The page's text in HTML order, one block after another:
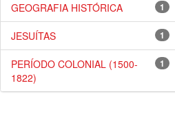
1
GEOGRAFIA HISTÓRICA
1
JESUÍTAS
1
PERÍODO COLONIAL (1500-
1822)